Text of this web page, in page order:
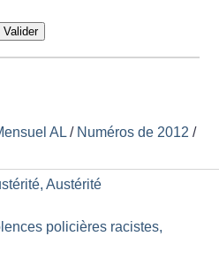
Valider
AL / Numéros de 2012 /
Austérité
policières racistes,